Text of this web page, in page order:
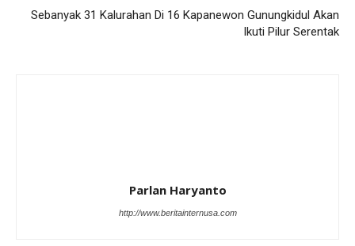
Sebanyak 31 Kalurahan Di 16 Kapanewon Gunungkidul Akan
Ikuti Pilur Serentak
Parlan Haryanto
http://www.beritainternusa.com